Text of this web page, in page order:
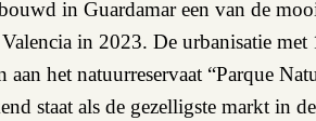
in Guardamar een van de
in 2023. De urbanisatie met
het natuurreservaat “Parque
staat als de gezelligste markt in